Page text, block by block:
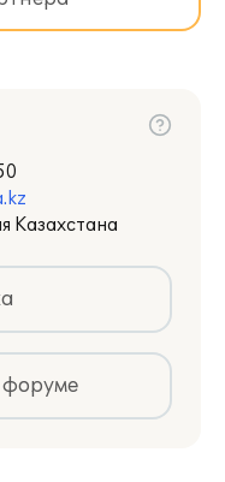
и режимом
заказ
1С
линейки
Казахстана
форуме